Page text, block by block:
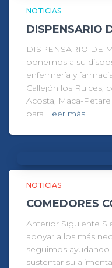
NOTICIAS
DISPENSARIO
DISPENSARIO DE
ponemos a su
enfermería y
Callejón los Ruices,
Acosta, Maca-
para Leer más
NOTICIAS
COMEDORES
Anterior Siguiente
apoyar a los más
seguimos
sustentar su